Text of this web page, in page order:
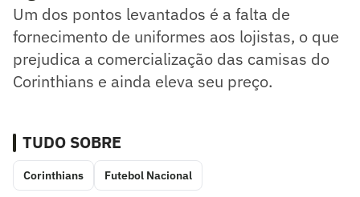
Um dos pontos levantados é a falta de
fornecimento de uniformes aos lojistas, o que
prejudica a comercialização das camisas do
Corinthians e ainda eleva seu preço.
TUDO SOBRE
Corinthians Futebol Nacional